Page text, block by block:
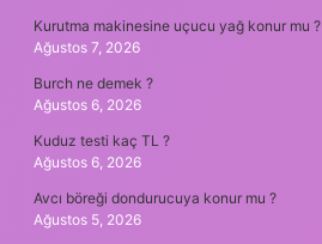
Kurutma makinesine uçucu yağ konur mu ?
Ağustos 7, 2026
Burch ne demek ?
Ağustos 6, 2026
Kuduz testi kaç TL ?
Ağustos 6, 2026
Avcı böreği dondurucuya konur mu ?
Ağustos 5, 2026